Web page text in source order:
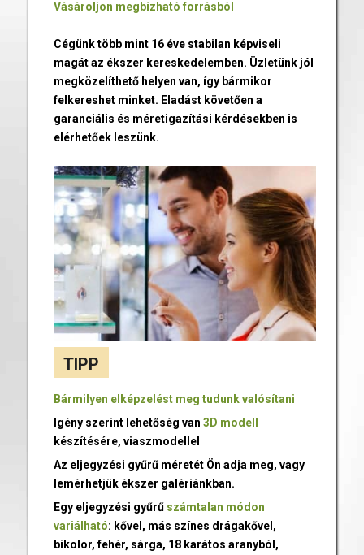
Vásároljon megbízható forrásból
Cégünk több mint 16 éve stabilan képviseli
magát az ékszer kereskedelemben. Üzletünk jól
megközelíthető helyen van, így bármikor
felkereshet minket. Eladást követően a
garanciális és méretigazítási kérdésekben is
elérhetőek leszünk.
TIPP
Bármilyen elképzelést meg tudunk valósítani
Igény szerint lehetőség van 3D modell
készítésére, viaszmodellel
Az eljegyzési gyűrű méretét Ön adja meg, vagy
lemérhetjük ékszer galériánkban.
Egy eljegyzési gyűrű számtalan módon
variálható: kővel, más színes drágakővel,
bikolor, fehér, sárga, 18 karátos aranyból,